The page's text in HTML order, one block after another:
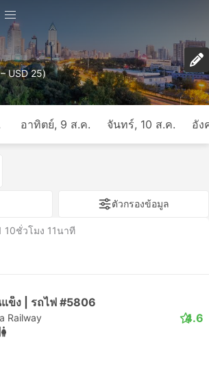
USD 25)
อาทิตย์, 9 ส.ค. จันทร์, 10 ส.ค. อัง
ตัวกรองข้อมูล
10ชั่วโมง 11นาที
ข็ง | รถไฟ #5806
Railway 4.6